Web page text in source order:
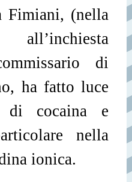
Fimiani, (nella
di
ha fatto luce
cocaina e
nella
ionica.